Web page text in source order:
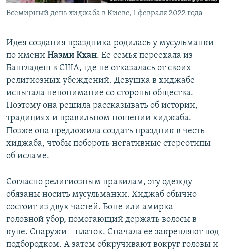
Всемирный день хиджаба в Киеве, 1 февраля 2022 года
Идея создания праздника родилась у мусульманки
по имени Назми Кхан. Ее семья переехала из
Бангладеш в США, где не отказалась от своих
религиозных убеждений. Девушка в хиджабе
испытала непонимание со стороны общества.
Поэтому она решила рассказывать об истории,
традициях и правильном ношении хиджаба.
Позже она предложила создать праздник в честь
хиджаба, чтобы побороть негативные стереотипы
об исламе.
Согласно религиозным правилам, эту одежду
обязаны носить мусульманки. Хиджаб обычно
состоит из двух частей. Боне или амирка –
головной убор, помогающий держать волосы в
купе. Снаружи – платок. Сначала ее закрепляют под
подбородком. А затем обкручивают вокруг головы и